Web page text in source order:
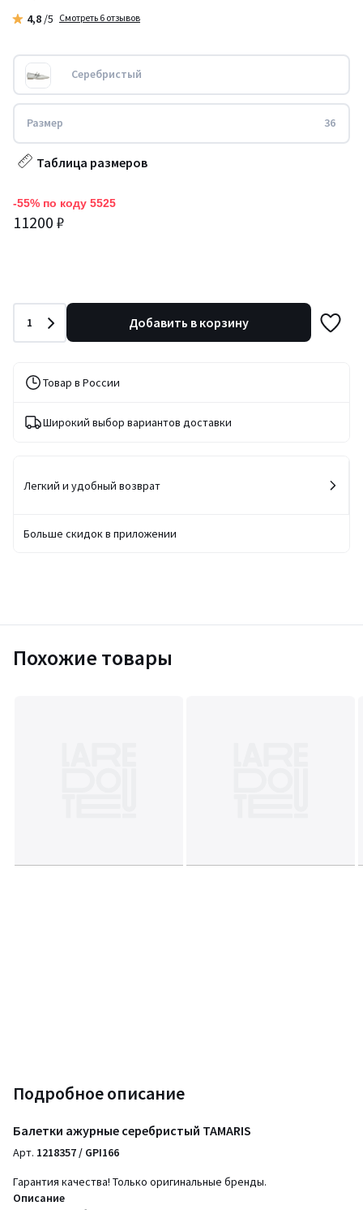
4,8 /5 Смотреть 6 отзывов
Серебристый
Размер 36
Таблица размеров
-55% по коду 5525
11200 ₽
Количество
1 Добавить в корзину
Товар в России
Широкий выбор вариантов доставки
Легкий и удобный возврат
Больше скидок в приложении
Похожие товары
Подробное описание
Балетки ажурные серебристый TAMARIS
Арт. 1218357 / GPI166
Гарантия качества! Только оригинальные бренды.
Описание